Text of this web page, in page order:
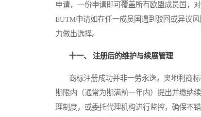
申请，一份申请即可覆盖所有欧盟成员国，
EUTM申请如在任一成员国遇到驳回或异议
力做出选择。
十一、 注册后的维护与续展管理
商标注册成功并非一劳永逸。奥地利商标
期限内（通常为期满前一年内）提出并缴纳
理制度，或委托代理机构进行监控，确保不